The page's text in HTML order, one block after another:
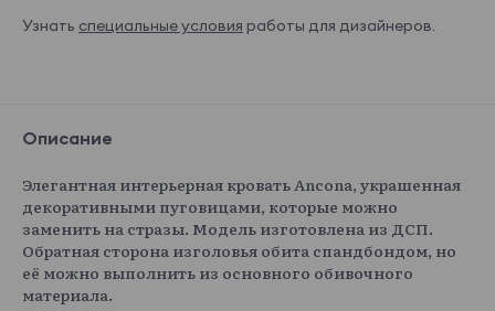
Узнать специальные условия работы для дизайнеров.
Описание
Элегантная интерьерная кровать Ancona, украшенная
декоративными пуговицами, которые можно
заменить на стразы. Модель изготовлена из ДСП.
Обратная сторона изголовья обита спандбондом, но
её можно выполнить из основного обивочного
материала.